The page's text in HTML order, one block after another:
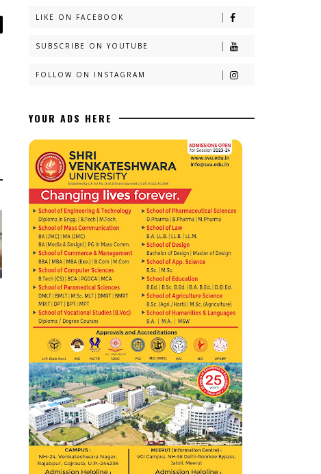
LIKE ON FACEBOOK
SUBSCRIBE ON YOUTUBE
FOLLOW ON INSTAGRAM
YOUR ADS HERE